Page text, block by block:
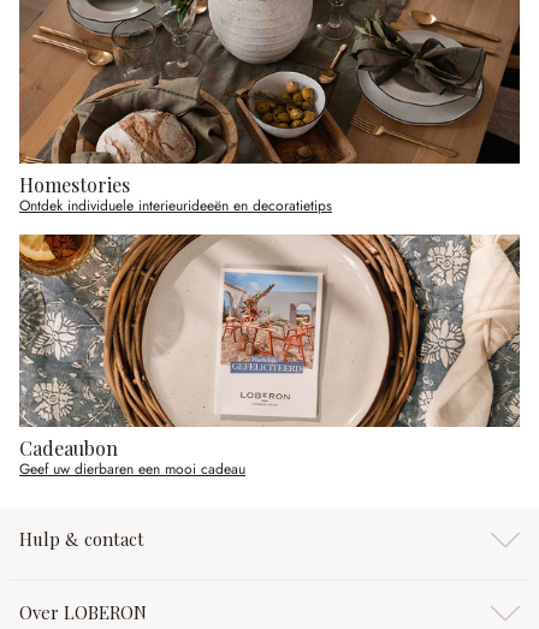
Homestories
Ontdek individuele interieurideeën en decoratietips
Cadeaubon
Geef uw dierbaren een mooi cadeau
Hulp & contact
Over LOBERON